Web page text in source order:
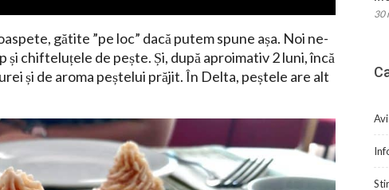
gătite ”pe loc” dacă putem spune așa. Noi ne-
chifteluțele de pește. Și, după aproimativ 2 luni, încă
și de aroma peștelui prăjit. În Delta, peștele are alt
30